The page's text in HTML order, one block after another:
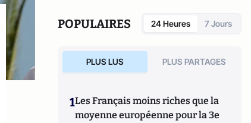
POPULAIRES 24 Heures 7 Jours
PLUS LUS PLUS PARTAGES
1Les Français moins riches que la
moyenne européenne pour la 3e